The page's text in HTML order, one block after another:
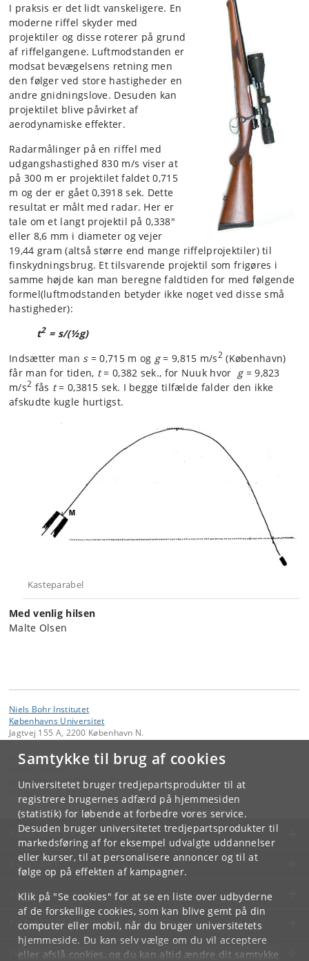
Samtykke til brug af cookies
Universitetet bruger tredjepartsprodukter til at
registrere brugernes adfærd på hjemmesiden
(statistik) for løbende at forbedre vores service.
Desuden bruger universitetet tredjepartsprodukter til
markedsføring af for eksempel udvalgte uddannelser
eller kurser, til at personalisere annoncer og til at
følge op på effekten af kampagner.
Klik på "Se cookies" for at se en liste over udbyderne
af de forskellige cookies, som kan blive gemt på din
computer eller mobil, når du bruger universitetets
hjemmeside. Du kan selv vælge om du vil acceptere
eller afslå cookies, og du kan altid ændre dit samtykke
I praksis er det lidt vanskeligere. En
moderne riffel skyder med
projektiler og disse roterer på grund
af riffelgangene. Luftmodstanden er
modsat bevægelsens retning men
den følger ved store hastigheder en
andre gnidningslove. Desuden kan
projektilet blive påvirket af
aerodynamiske effekter.
Radarmålinger på en riffel med
udgangshastighed 830 m/s viser at
på 300 m er projektilet faldet 0,715
m og der er gået 0,3918 sek. Dette
resultat er målt med radar. Her er
tale om et langt projektil på 0,338"
eller 8,6 mm i diameter og vejer
19,44 gram (altså større end mange riffelprojektiler) til
finskydningsbrug. Et tilsvarende projektil som frigøres i
samme højde kan man beregne faldtiden for med følgende
formel(luftmodstanden betyder ikke noget ved disse små
hastigheder):
t2= s/(½g)
Indsætter man s= 0,715 m og g= 9,815 m/s 2(København)
får man for tiden, t= 0,382 sek., for Nuuk hvor g= 9,823
m/s2 fås t= 0,3815 sek. I begge tilfælde falder den ikke
afskudte kugle hurtigst.
Kasteparabel
Med venlig hilsen
Malte Olsen
Niels Bohr Institutet
Københavns Universitet
Jagtvej 155 A, 2200 København N.
Kontakt:
Peter Laursen
spoerg.om.fysik@ nbi.ku.dk
KØBENHAVNS UNIVERSITET
KONTAKT
SERVICES
FOR STUDERENDE OG ANSATTE
JOB OG KARRIERE